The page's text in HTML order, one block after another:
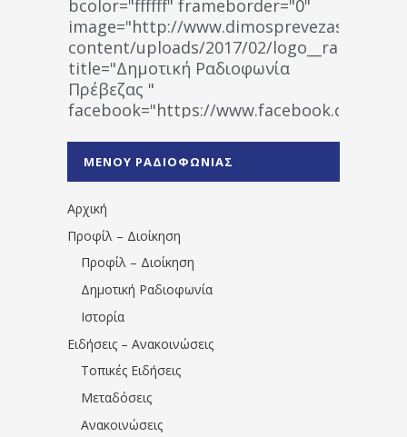
bcolor="ffffff" frameborder="0"
image="http://www.dimosprevezas.gr/wp-
content/uploads/2017/02/
title="Δημοτική Ραδιοφωνία
Πρέβεζας "
facebook="https://www.facebook.com/
1531194763766854/" artist="" ]
ΜΕΝΟΥ ΡΑΔΙΟΦΩΝΙΑΣ
Αρχική
Προφίλ – Διοίκηση
Προφίλ – Διοίκηση
Δημοτική Ραδιοφωνία
Ιστορία
Ειδήσεις – Ανακοινώσεις
Τοπικές Ειδήσεις
Μεταδόσεις
Ανακοινώσεις